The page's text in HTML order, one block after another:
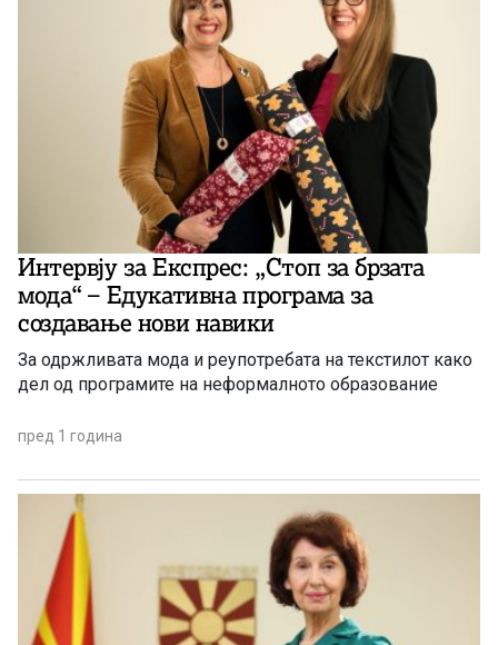
Интервју за Експрес: „Стоп за брзата
мода“ – Едукативна програма за
создавање нови навики
За одржливата мода и реупотребата на текстилот како
дел од програмите на неформалното образование
пред 1 година